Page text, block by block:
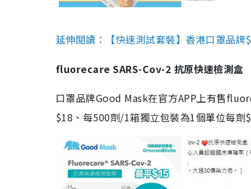
延伸閱讀：【快速測試套裝】香港口罩品
fluorecare SARS-Cov-2 抗原快速檢測盒
口罩品牌Good Mask在官方APP上有售
$18、每500劑/1箱獨立包裝為1個單位每劑